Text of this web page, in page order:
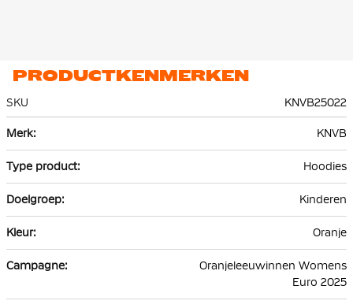
PRODUCTKENMERKEN
SKU
KNVB25022
informatie
KNVB
Hoodies
Kinderen
Oranje
Oranjeleeuwinnen Womens
Euro 2025